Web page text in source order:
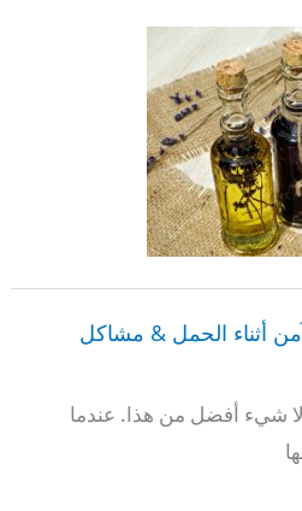
أثناء الحمل & مشاكل
شيء أفضل من هذا. عندما